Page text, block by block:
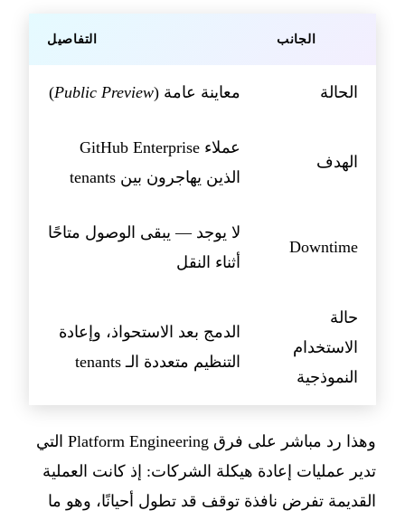
الجانب التفاصيل
الحالة معاينة عامة (Public Preview
)
الهدف
عملاء GitHub Enterprise
الذين يهاجرون بين tenants
Downtime
لا يوجد — يبقى الوصول متاحًا
أثناء النقل
حالة
الاستخدام
النموذجية
الدمج بعد الاستحواذ، وإعادة
التنظيم متعددة الـ tenants
وهذا رد مباشر على فرق Platform Engineering التي
تدير عمليات إعادة هيكلة الشركات: إذ كانت العملية
القديمة تفرض نافذة توقف قد تطول أحيانًا، وهو ما